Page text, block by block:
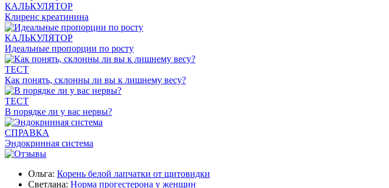
КАЛЬКУЛЯТОР
Клиренс креатинина
КАЛЬКУЛЯТОР
Идеальные пропорции по росту
ТЕСТ
Как понять, склонны ли вы к лишнему весу?
ТЕСТ
В порядке ли у вас нервы?
СПРАВКА
Эндокринная система
Ольга: Корень белой лапчатки от щитовидки
Светлана: Норма прогестерона у женщин